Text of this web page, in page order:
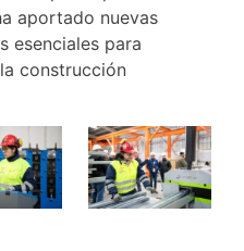
aportado nuevas
esenciales para
construcción